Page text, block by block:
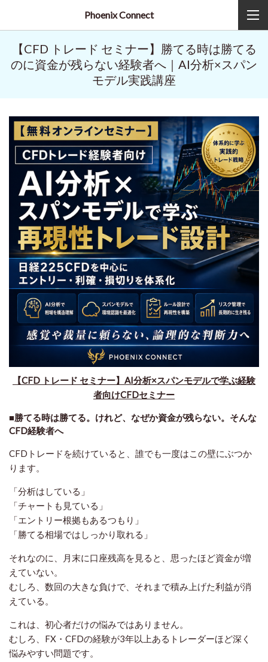
Phoenix Connect
【CFD トレード セミナー】勝てる時は勝てる
のに資金が残らない経験者へ｜AI分析×スパン
モデル実践講座
【CFD トレード セミナー】AI分析×スパンモデルで学ぶ経験
者向けCFDセミナー
■勝てる時は勝てる。けれど、なぜか資金が残らない。そんな
CFD経験者へ
CFDトレードを続けていると、誰でも一度はこの壁にぶつか
ります。
「分析はしている」
「チャートも見ている」
「エントリー根拠もあるつもり」
「勝てる相場ではしっかり取れる」
それなのに、月末に口座残高を見ると、思ったほど資金が増
えていない。
むしろ、数回の大きな負けで、それまで積み上げた利益が消
えている。
これは、初心者だけの悩みではありません。
むしろ、FX・CFDの経験が3年以上あるトレーダーほど深く
悩みやすい問題です。